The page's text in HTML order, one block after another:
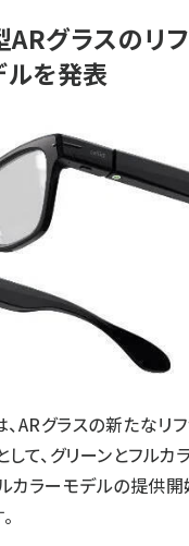
グラスのリ
ルを発表
ARグラスの新たなリ
して、グリーンとフル
カラーモデルの提供